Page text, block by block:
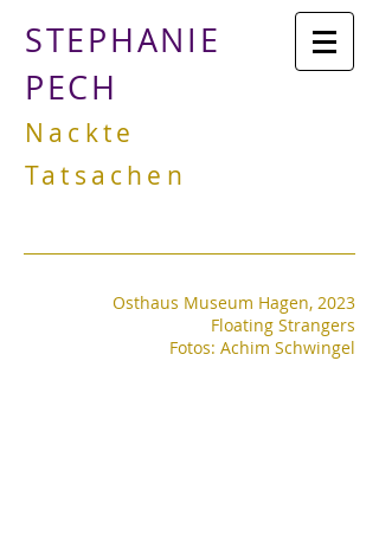
STEPHANIE
PECH
Nackte
Tatsachen
Osthaus Museum Hagen, 2023
Floating Strangers
Fotos: Achim Schwingel